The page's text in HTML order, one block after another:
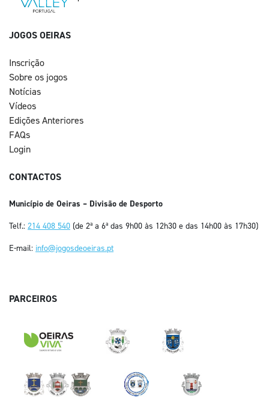
JOGOS OEIRAS
Inscrição
Sobre os jogos
Notícias
Vídeos
Edições Anteriores
FAQs
Login
CONTACTOS
Município de Oeiras – Divisão de Desporto
Telf.: 214 408 540 (de 2ª a 6ª das 9h00 às 12h30 e das 14h00 às 17h30)
E-mail: info@jogosdeoeiras.pt
PARCEIROS